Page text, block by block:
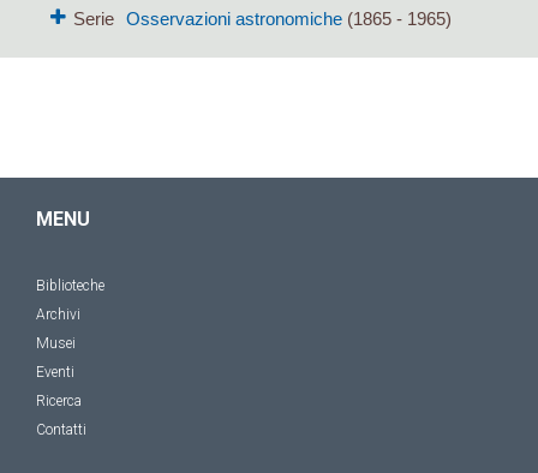
Serie Osservazioni astronomiche(1865 - 1965)
MENU
Biblioteche
Archivi
Musei
Eventi
Ricerca
Contatti